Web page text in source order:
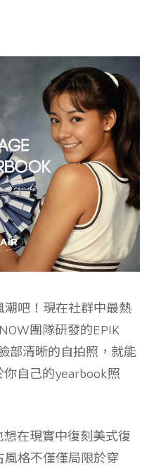
吧！現在社群中最熱
團隊研發的EPIK
部清晰的自拍照，就能
自己的yearbook照
在現實中復刻美式復
格不僅僅局限於穿